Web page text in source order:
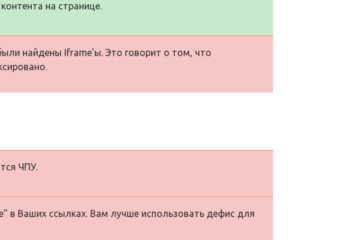
на странице.
найдены Iframe'ы. Это говорит о том, что
ЧПУ.
в Ваших ссылках. Вам лучше использовать дефис для